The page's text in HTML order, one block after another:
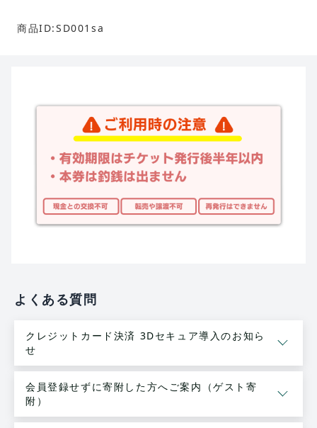
商品ID:SD001sa
よくある質問
クレジットカード決済 3Dセキュア導入のお知ら
せ
会員登録せずに寄附した方へご案内（ゲスト寄
附）